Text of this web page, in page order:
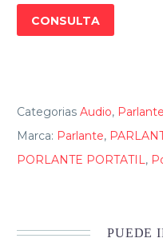
CONSULTA
Categorias Audio,
Marca: Parlante,
PORLANTE PORTATIL,
PUEDE